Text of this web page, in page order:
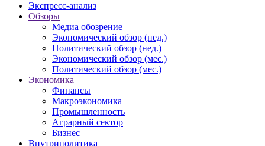
Экспресс-анализ
Обзоры
Медиа обозрение
Экономический обзор (нед.)
Политический обзор (нед.)
Экономический обзор (мес.)
Политический обзор (мес.)
Экономика
Финансы
Макроэкономика
Промышленность
Аграрный сектор
Бизнес
Внутриполитика